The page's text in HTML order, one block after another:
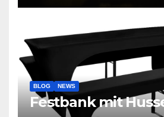
BLOG NEWS
Festbank mit